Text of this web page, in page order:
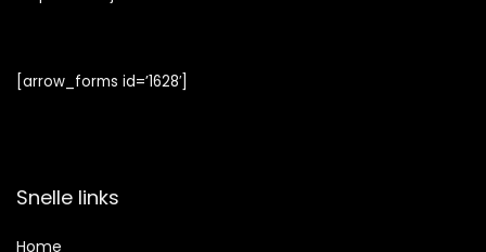
[arrow_forms id=’1628′]
Snelle links
Home